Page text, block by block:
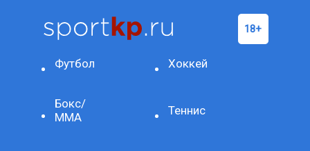
Футбол Хоккей
Бокс/
ММА
Теннис